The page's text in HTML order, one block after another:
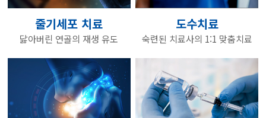
줄기세포 치료
닳아버린 연골의 재생 유도
도수치료
숙련된 치료사의 1:1 맞춤치료